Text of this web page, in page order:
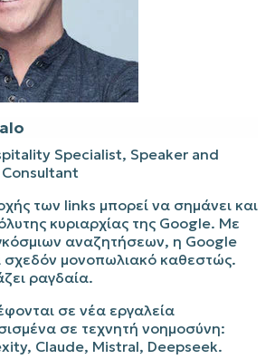
Specialist, Speaker and
των links μπορεί να σημάνει και
κυριαρχίας της Google. Με
αναζητήσεων, η Google
σχεδόν μονοπωλιακό καθεστώς.
ραγδαία.
σε νέα εργαλεία
σε τεχνητή νοημοσύνη:
, Claude, Mistral, Deepseek.